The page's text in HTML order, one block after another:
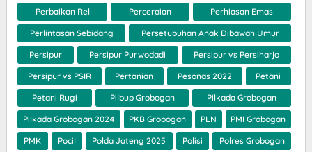
Perbaikan Rel Perceraian Perhiasan Emas
Perlintasan Sebidang Persetubuhan Anak Dibawah Umur
Persipur Persipur Purwodadi Persipur vs Persiharjo
Persipur vs PSIR Pertanian Pesonas 2022 Petani
Petani Rugi Pilbup Grobogan Pilkada Grobogan
Pilkada Grobogan 2024 PKB Grobogan PLN PMI Grobogan
PMK Pocil Polda Jateng 2025 Polisi Polres Grobogan